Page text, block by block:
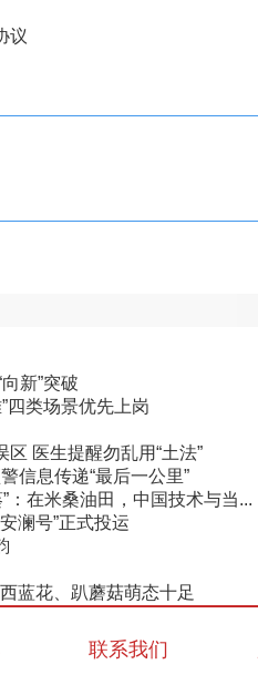
议
新”突破
四类场景优先上岗
区 医生提醒勿乱用“土法”
信息传递“最后一公里”
：在米桑油田，中国技术与当...
澜号”正式投运
蓝花、趴蘑菇萌态十足
联系我们